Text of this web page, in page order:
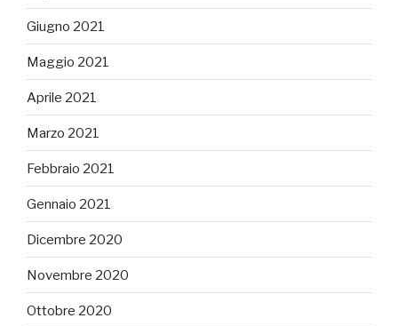
Giugno 2021
Maggio 2021
Aprile 2021
Marzo 2021
Febbraio 2021
Gennaio 2021
Dicembre 2020
Novembre 2020
Ottobre 2020